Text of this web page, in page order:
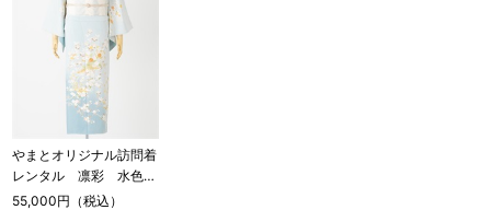
やまとオリジナル訪問着
レンタル 凛彩 水色
L
55,000円（税込）